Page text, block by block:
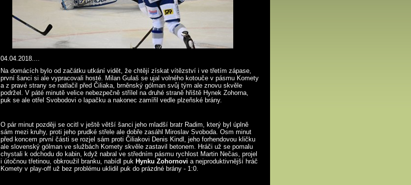
04.04.2018....
Na domácích bylo od začátku utkání vidět, že chtějí získat vítězství i ve třetím zápase,
první šanci si ale vypracovali hosté. Milan Gulaš se ujal volného kotouče v pásmu Komety
a z pravé strany se natlačil před Čiliaka, brněnský gólman svůj tým ale znovu skvěle
podržel. V páté minutě velice nebezpečně střílel na druhé straně hřiště Hynek Zohorna,
puk se ale otřel Svobodovi o lapačku a nakonec zamířil vedle plzeňské brány.
O pár minut později se ocitl v ještě větší šanci jeho mladší bratr Radim, který byl úplně
sám mezi kruhy, proti jeho prudké střele ale dobře zasáhl Miroslav Svoboda. Osm minut
před koncem první části se rozjel sám proti Čiliakovi Denis Kindl, jeho forhendovou kličku
ale slovenský gólman ve službách Komety skvěle zastavil betonem. Hráči už se pomalu
chystali k odchodu do kabin, když nabral ve středním pásmu rychlost Martin Nečas, projel
i útočnou třetinou, obkroužil branku, nabídl puk Hynku Zohornovi a nejproduktivnější hráč
Komety v play-off už bez problému uklidil puk do prázdné brány - 1:0.